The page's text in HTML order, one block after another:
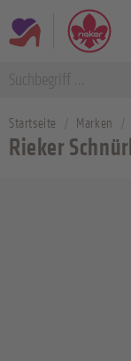
Startseite Marken
Rieker